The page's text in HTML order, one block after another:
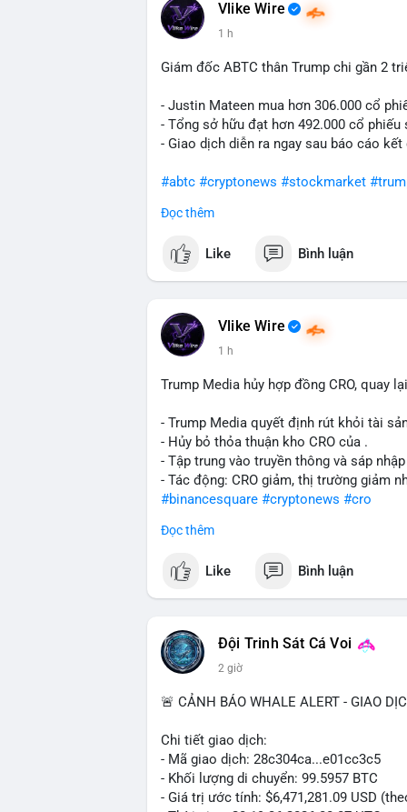
Vlike Wire
1 h
Giám đốc ABTC thân Trump chi gần 2
- Justin Mateen mua hơn 306.000 cổ
- Tổng sở hữu đạt hơn 492.000 cổ phiếu
- Giao dịch diễn ra ngay sau báo cáo
#abtc #cryptonews #stockmarket
$btc $eth
#vlikevn #titanbot
Đọc thêm
Like Bình luận
Vlike Wire
1 h
Trump Media hủy hợp đồng CRO, quay
- Trump Media quyết định rút khỏi tài
- Hủy bỏ thỏa thuận kho CRO của .
- Tập trung vào truyền thông và sáp
- Tác động: CRO giảm, thị trường giảm
#binancesquare #cryptonews #cro
$cro
#vlikevn #titanbot
Đọc thêm
Like Bình luận
Đội Trinh Sát Cá Voi
2 giờ
🚨 CẢNH BÁO WHALE ALERT - GIAO
Chi tiết giao dịch:
- Mã giao dịch: 28c304ca...e01cc3c5
- Khối lượng di chuyển: 99.5957 BTC
- Giá trị ước tính: $6,471,281.09 USD